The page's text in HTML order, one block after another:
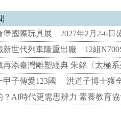
堡國際玩具展 2027年2月2-6日
新世代列車隆重出廠 12組
再添臺灣雕塑經典 朱銘〈太極
甲子傳愛123國 洪道子博士獲
？AI時代更需思辨力 素養教育協